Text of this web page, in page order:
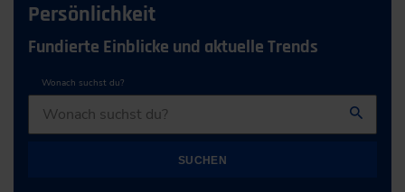
Persönlichkeit
Fundierte Einblicke und aktuelle Trends
Wonach suchst du?
SUCHEN